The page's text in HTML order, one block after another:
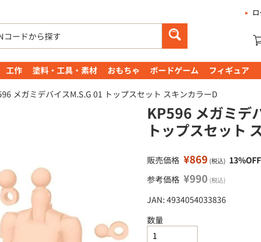
工作 塗料・工具・素材 おもちゃ ボードゲーム フィギュア
メガミデバイスM.S.G 01 トップスセット スキンカラーD
KP596 メガミデ
トップスセット
販売価格 ¥869 (税込) 13%OFF
参考価格 ¥990 (税込)
JAN: 4934054033836
数量